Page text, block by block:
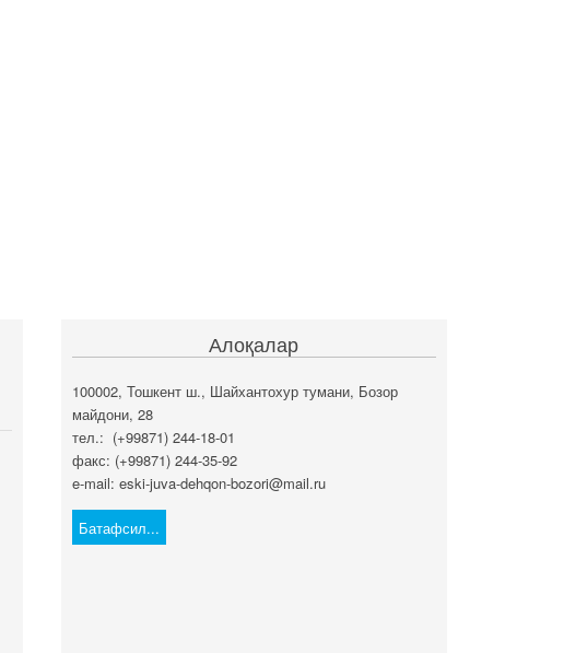
Алоқалар
100002, Тошкент ш., Шайхантохур тумани, Бозор
майдони, 28
тел.: (+99871) 244-18-01
факс: (+99871) 244-35-92
e-mail: eski-juva-dehqon-bozori@mail.ru
Батафсил...